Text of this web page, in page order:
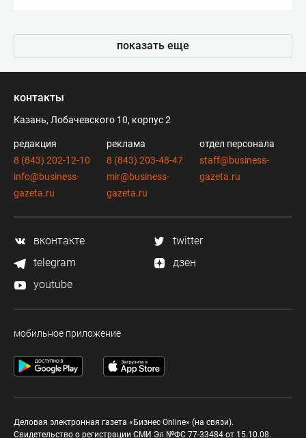
показать еще
контакты
Казань, Лобачевского 10, корпус 2
редакция
8 (843) 202-12-10
info@business-
gazeta.ru
реклама
8 (843) 203-48-47
mir@business-
gazeta.ru
отдел персонала
staff@business-
gazeta.ru
вконтакте
twitter
telegram
дзен
youtube
мобильное приложение
Деловая электронная газета «Бизнес Online» (на связи).
Свидетельство о регистрации СМИ Эл №ФС 77-33484 от 15.10.08.